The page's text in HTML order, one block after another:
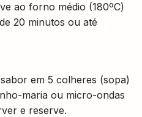
ao forno médio (180ºC)
20 minutos ou até
em 5 colheres (sopa)
maria ou micro-ondas
e reserve.